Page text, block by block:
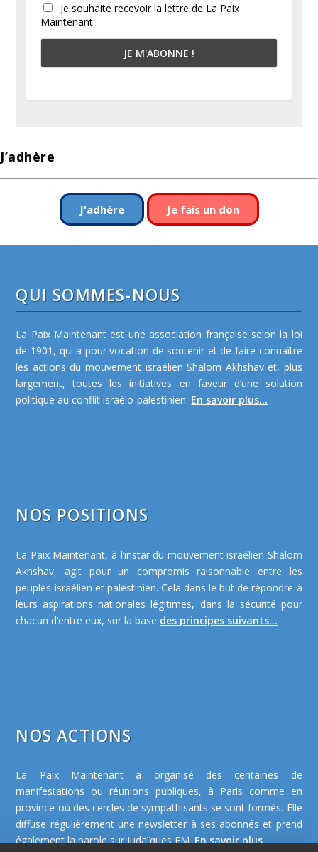
Je souhaite recevoir la lettre de La Paix
Maintenant
J’adhère
J'adhère Je fais un don
QUI SOMMES-NOUS
La Paix Maintenant est une association française selon la loi
de 1901, qui a pour vocation de soutenir et de faire connaître
les actions du mouvement israélien Shalom Akhshav et, plus
largement, toutes les initiatives en faveur d’une solution
politique au conflit israélo-palestinien. En savoir plus...
NOS POSITIONS
La Paix Maintenant, à l’instar du mouvement israélien Shalom
Akhshav, agit pour un compromis raisonnable entre les
peuples israélien et palestinien. Cela dans le but de répondre à
leurs aspirations nationales légitimes, dans la sécurité pour
chacun d’entre eux, sur la base des principes suivants...
NOS ACTIONS
La Paix Maintenant a organisé des centaines de
manifestations ou réunions publiques, à Paris comme en
province où des cercles de sympathisants se sont formés. Elle
diffuse régulièrement une newsletter à ses abonnés et prend
également la parole sur Judaïques FM. En savoir plus...